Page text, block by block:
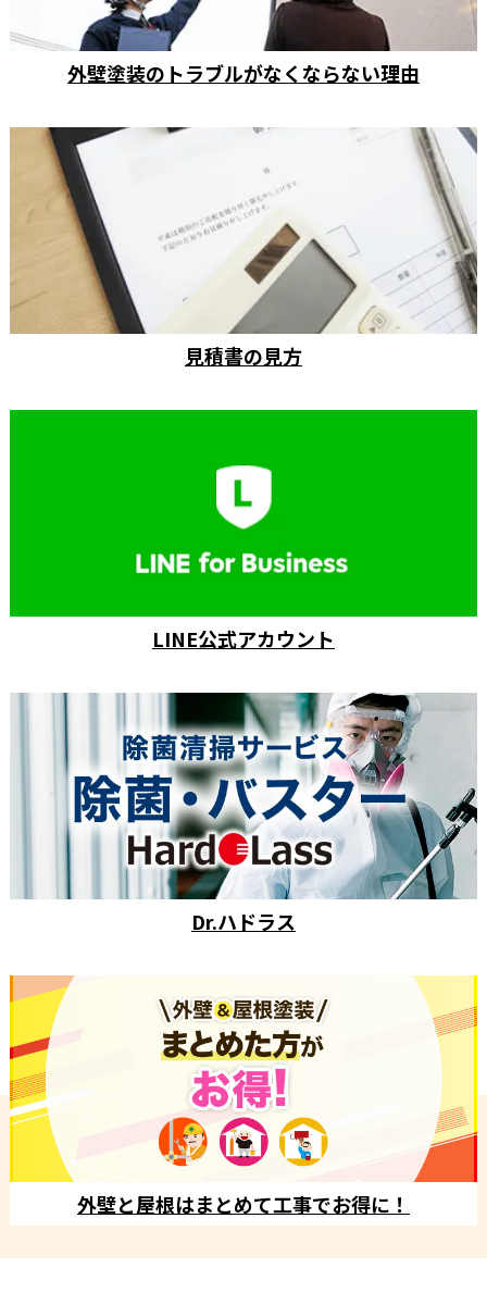
外壁塗装のトラブルがなくならない理由
見積書の見方
LINE公式アカウント
Dr.ハドラス
外壁と屋根はまとめて工事でお得に！